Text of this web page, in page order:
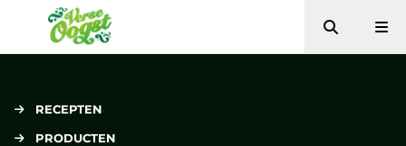
Verse Oogst
Zoeken
RECEPTEN
PRODUCTEN